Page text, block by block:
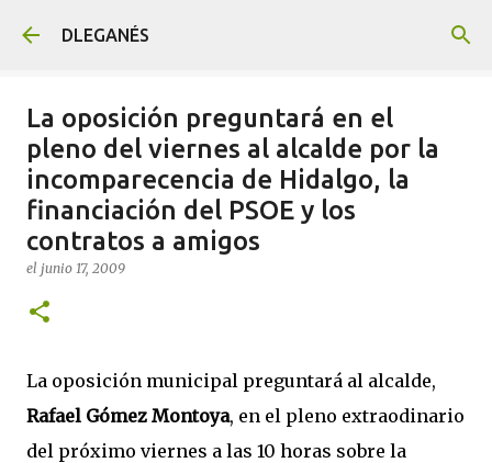
DLEGANÉS
La oposición preguntará en el
pleno del viernes al alcalde por la
incomparecencia de Hidalgo, la
financiación del PSOE y los
contratos a amigos
el junio 17, 2009
La oposición municipal preguntará al alcalde,
Rafael Gómez Montoya, en el pleno extraodinario
del próximo viernes a las 10 horas sobre la